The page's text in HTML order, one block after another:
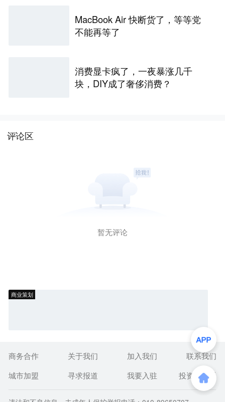
MacBook Air 快断货了，等等党
不能再等了
消费显卡疯了，一夜暴涨几千
块，DIY成了奢侈消费？
评论区
暂无评论
商业策划
商务合作 关于我们 加入我们
联系我们
城市加盟
寻求报道 我要入驻 投资者关系